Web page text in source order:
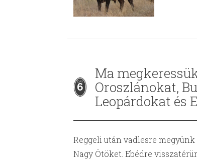
6
Ma
Oroszlánokat,
Leopárdokat és
Reggeli után vadlesre
Nagy Ötöket. Ebédre